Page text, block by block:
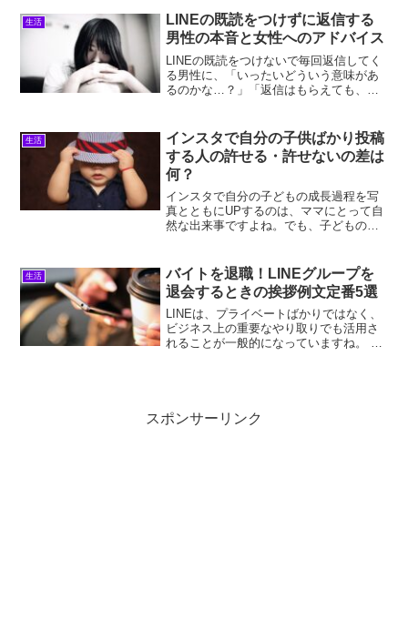
たと感じると、やる気低下やバイト先に
居づらくなる悪循環も心配...
生活
LINEの既読をつけずに返信する
男性の本音と女性へのアドバイス
LINEの既読をつけないで毎回返信してく
る男性に、「いったいどういう意味があ
るのかな…？」「返信はもらえても、送
い…」なんて不満や不安、疑問を抱いて
いませんか？浜見話...
生活
インスタで自分の子供ばかり投稿
する人の許せる・許せないの差は
何？
インスタで自分の子どもの成長過程を写
真とともにUPするのは、ママにとって自
然な出来事ですよね。でも、子どもの投
ラし、「この差は何…？」と余計な悩み
を抱え込んでしまっては...
生活
バイトを退職！LINEグループを
退会するときの挨拶例文定番5選
LINEは、プライベートばかりではなく、
ビジネス上の重要なやり取りでも活用さ
れることが一般的になっていますね。 そ
スポンサーリンク